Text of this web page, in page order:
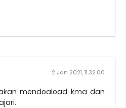
2 Jan 2021, 11.32.00
mendoaload kma dan